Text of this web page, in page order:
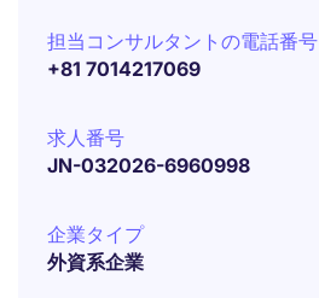
担当コンサルタントの電話番号
+81 7014217069
求人番号
JN-032026-6960998
企業タイプ
外資系企業